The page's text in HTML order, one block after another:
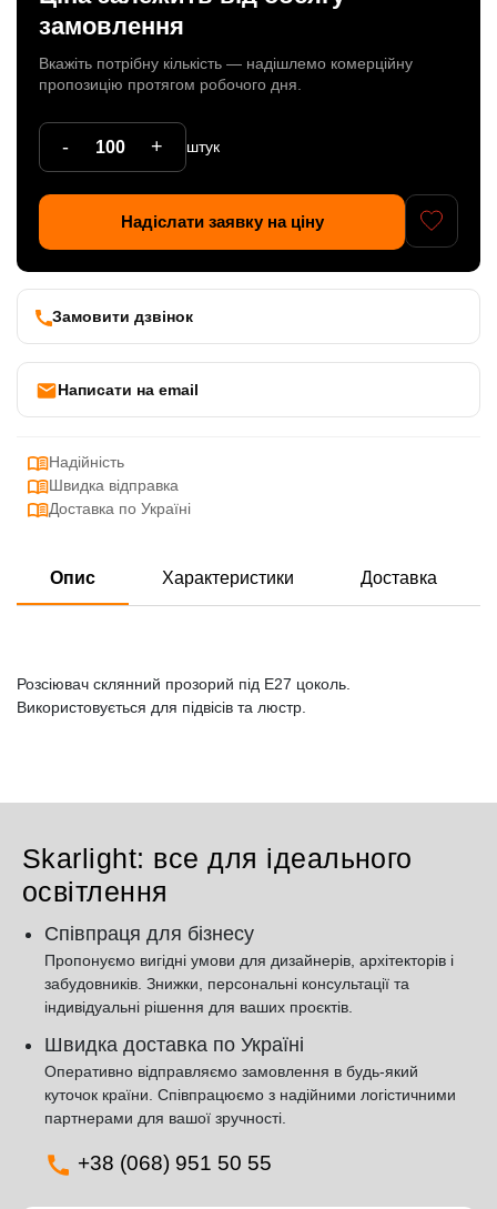
замовлення
Вкажіть потрібну кількість — надішлемо комерційну
пропозицію протягом робочого дня.
- + штук
Надіслати заявку на ціну
Замовити дзвінок
Написати на email
Надійність
Швидка відправка
Доставка по Україні
Опис Характеристики Доставка
Розсіювач склянний прозорий під Е27 цоколь.
Використовується для підвісів та люстр.
Skarlight: все для ідеального
освітлення
Співпраця для бізнесу
Пропонуємо вигідні умови для дизайнерів, архітекторів і
забудовників. Знижки, персональні консультації та
індивідуальні рішення для ваших проєктів.
Швидка доставка по Україні
Оперативно відправляємо замовлення в будь-який
куточок країни. Співпрацюємо з надійними логістичними
партнерами для вашої зручності.
+38 (068) 951 50 55
Патрони
Кабельна продукція
Елементи кріплення
Продукція з пластика
Литі елементи
Дерев'яні вироби